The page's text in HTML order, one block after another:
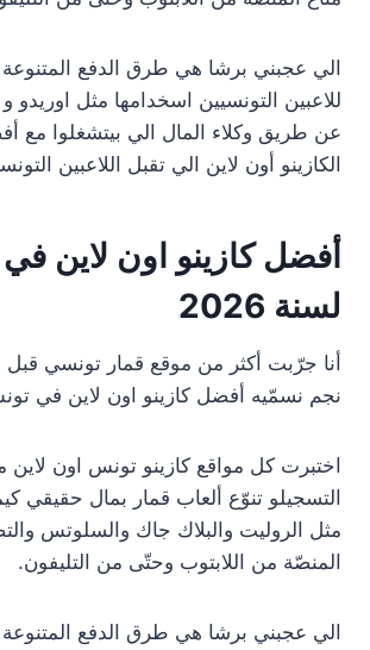
الي عجبني برشا هي طرق الدفع
عن طريق وكلاء المال الي بيتشغلوا مع
الكازينو أون لاين الي تقبل اللاعبين
أفضل كازينو اون لاين
لسنة 2026
أنا جرّبت أكثر من موقع قمار تونسي قبل
نجم نسمّيه أفضل كازينو اون لاين في
اختبرت كل مواقع كازينو تونس اون لاين
التسجيلو تنوّع ألعاب قمار بمال حقيقي
مثل الروليت والبلاك جاك والسلوتس
المنصّة من اللابتوب وحتّى من التليفون.
الي عجبني برشا هي طرق الدفع